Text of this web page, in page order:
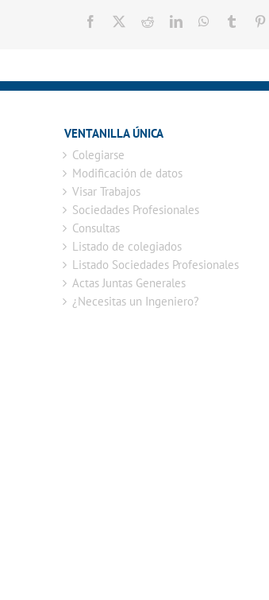
Facebook RedditLinkedInWhatsApp
Tumblr
VENTANILLA ÚNICA
Colegiarse
Modificación de datos
Visar Trabajos
Sociedades Profesionales
Consultas
Listado de colegiados
Listado Sociedades Profesionales
Actas Juntas Generales
¿Necesitas un Ingeniero?